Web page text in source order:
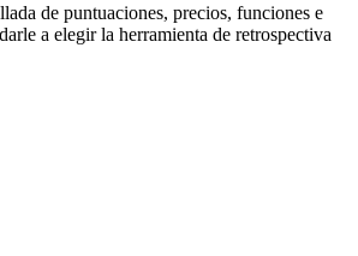
de puntuaciones, precios, funciones e
a elegir la herramienta de retrospectiva